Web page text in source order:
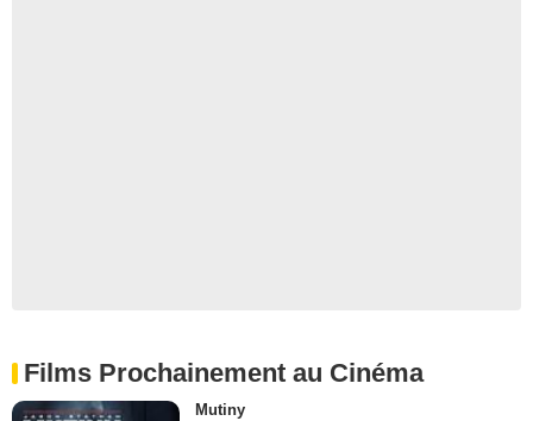
Films Prochainement au Cinéma
Mutiny